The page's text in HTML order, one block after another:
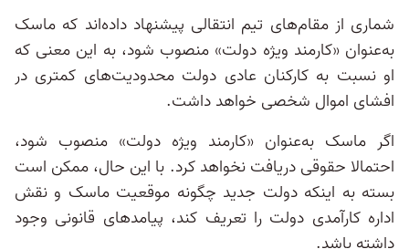
شماری از مقام‌های تیم انتقالی پیشنهاد داده‌اند که ماسک
به‌عنوان «کارمند ویژه دولت» منصوب شود، به این معنی که
او نسبت به کارکنان عادی دولت محدودیت‌های کمتری در
افشای اموال شخصی خواهد داشت.
اگر ماسک به‌عنوان «کارمند ویژه دولت» منصوب شود،
احتمالا حقوقی دریافت نخواهد کرد. با این حال، ممکن است
بسته به اینکه دولت جدید چگونه موقعیت ماسک و نقش
اداره کارآمدی دولت را تعریف کند، پیامدهای قانونی وجود